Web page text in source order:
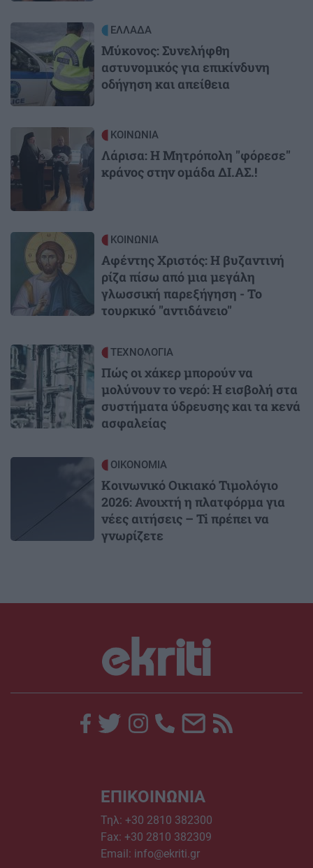
ΕΛΛΑΔΑ
Μύκονος: Συνελήφθη
αστυνομικός για επικίνδυνη
οδήγηση και απείθεια
Image ΚΟΙΝΩΝΙΑ
Λάρισα: Η Μητρόπολη "φόρεσε"
κράνος στην ομάδα ΔΙ.ΑΣ.!
Image ΚΟΙΝΩΝΙΑ
Αφέντης Χριστός: Η βυζαντινή
ρίζα πίσω από μια μεγάλη
γλωσσική παρεξήγηση - Το
τουρκικό "αντιδάνειο"
Image ΤΕΧΝΟΛΟΓΙΑ
Πώς οι χάκερ μπορούν να
μολύνουν το νερό: Η εισβολή στα
συστήματα ύδρευσης και τα κενά
ασφαλείας
ΟΙΚΟΝΟΜΙΑ
Κοινωνικό Οικιακό Τιμολόγιο
2026: Ανοιχτή η πλατφόρμα για
νέες αιτήσεις – Ti πρέπει να
γνωρίζετε
ΕΠΙΚΟΙΝΩΝΙΑ
Τηλ: +30 2810 382300
Fax: +30 2810 382309
Email: info@ekriti.gr